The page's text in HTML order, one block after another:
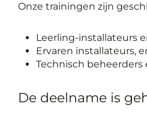
Onze trainingen zijn
Leerling-installateurs
Ervaren installateurs,
Technisch beheerders
De deelname is